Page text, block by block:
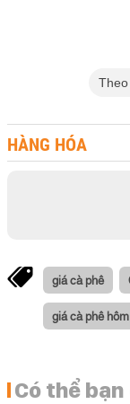
Theo
HÀNG HÓA
giá cà phê
giá cà phê
Có thể